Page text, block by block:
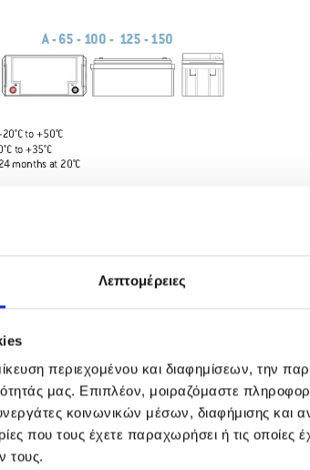
Λεπτομέρειες
περιεχομένου και διαφημίσεων, την
μας. Επιπλέον, μοιραζόμαστε
κοινωνικών μέσων, διαφήμισης και
που τους έχετε παραχωρήσει ή τις οποίες
τους.